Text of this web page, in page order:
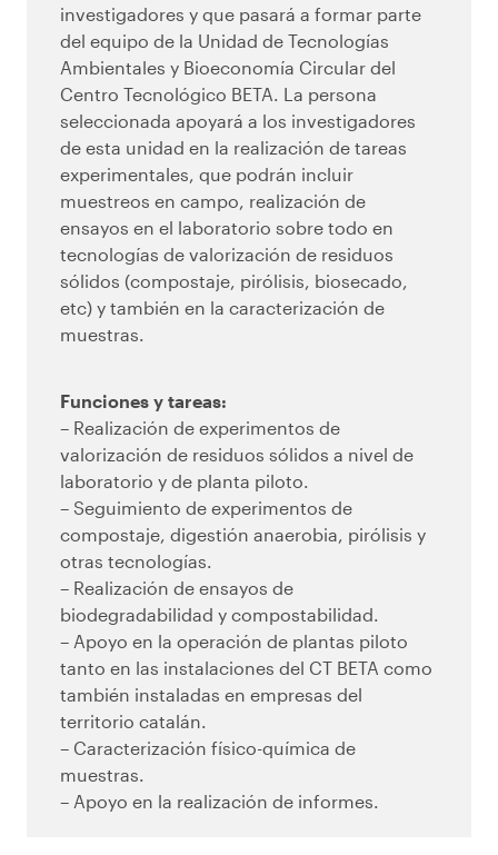
investigadores y que pasará a formar parte
del equipo de la Unidad de Tecnologías
Ambientales y Bioeconomía Circular del
Centro Tecnológico BETA. La persona
seleccionada apoyará a los investigadores
de esta unidad en la realización de tareas
experimentales, que podrán incluir
muestreos en campo, realización de
ensayos en el laboratorio sobre todo en
tecnologías de valorización de residuos
sólidos (compostaje, pirólisis, biosecado,
etc) y también en la caracterización de
muestras.
Funciones y tareas:
– Realización de experimentos de
valorización de residuos sólidos a nivel de
laboratorio y de planta piloto.
– Seguimiento de experimentos de
compostaje, digestión anaerobia, pirólisis y
otras tecnologías.
– Realización de ensayos de
biodegradabilidad y compostabilidad.
– Apoyo en la operación de plantas piloto
tanto en las instalaciones del CT BETA como
también instaladas en empresas del
territorio catalán.
– Caracterización físico-química de
muestras.
– Apoyo en la realización de informes.